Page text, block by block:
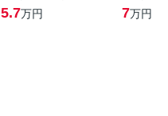
5.7万円 7万円